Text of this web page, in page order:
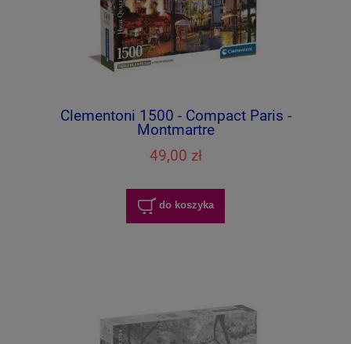
Clementoni 1500 - Compact Paris -
Montmartre
49,00 zł
do koszyka